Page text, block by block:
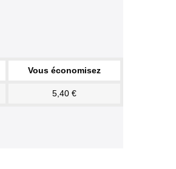
Vous économisez
5,40 €